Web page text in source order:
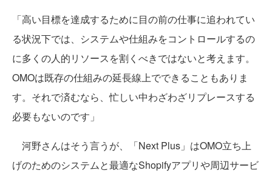
「高い目標を達成するために目の前の仕事に追われてい
る状況下では、システムや仕組みをコントロールするの
に多くの人的リソースを割くべきではないと考えます。
OMOは既存の仕組みの延長線上でできることもありま
す。それで済むなら、忙しい中わざわざリプレースする
必要もないのです」
河野さんはそう言うが、「Next Plus」はOMO立ち上
げのためのシステムと最適なShopifyアプリや周辺サービ